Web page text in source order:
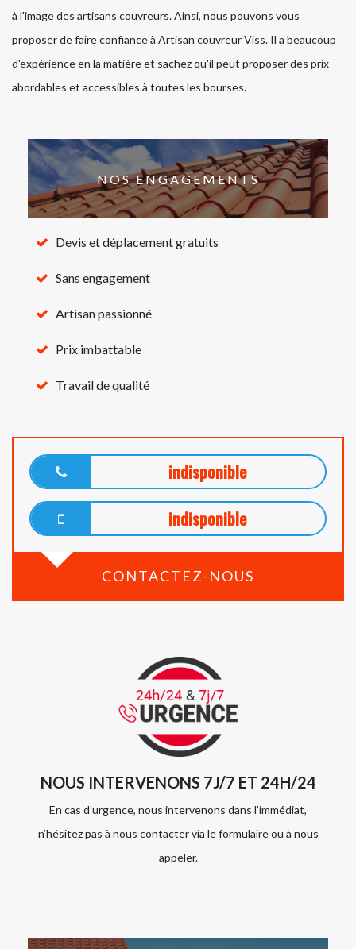
à l'image des artisans couvreurs. Ainsi, nous pouvons vous
proposer de faire confiance à Artisan couvreur Viss. Il a beaucoup
d'expérience en la matière et sachez qu'il peut proposer des prix
abordables et accessibles à toutes les bourses.
NOS ENGAGEMENTS
Devis et déplacement gratuits
Sans engagement
Artisan passionné
Prix imbattable
Travail de qualité
indisponible
indisponible
CONTACTEZ-NOUS
NOUS INTERVENONS 7J/7 ET 24H/24
En cas d’urgence, nous intervenons dans l’immédiat,
n’hésitez pas à nous contacter via le formulaire ou à nous
appeler.